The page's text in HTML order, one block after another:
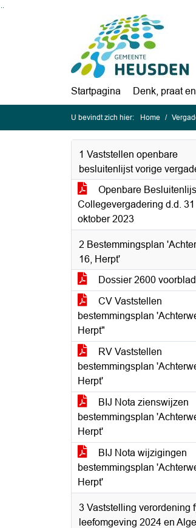
Ga naar de inhoud van deze pagina
Startpagina Denk, praat
U bevindt zich hier: Home
1 Vaststellen openbare
besluitenlijst vorige
Openbare
Collegevergadering d.d. 31
oktober 2023
2 Bestemmingsplan
16, Herpt'
Dossier 2600
CV Vaststellen
bestemmingsplan
Herpt"
RV Vaststellen
bestemmingsplan
Herpt'
BIJ Nota zienswijzen
bestemmingsplan
Herpt'
BIJ Nota wijzigingen
bestemmingsplan
Herpt'
3 Vaststelling verordening
leefomgeving 2024 en